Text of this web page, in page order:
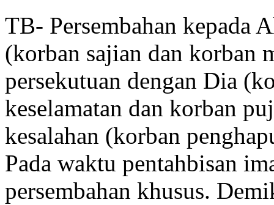
TB- Persembahan kepada
(korban sajian dan korban
persekutuan dengan Dia
keselamatan dan korban
kesalahan (korban
Pada waktu pentahbisan
persembahan khusus.